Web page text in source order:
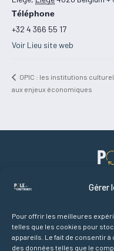
Gérer
Pour offrir les meilleures
telles que les cookies pour
appareils. Le fait de consentir
des données telles que le
Téléphone
+32 4 366 55 17
Voir Lieu site web
OPIC : les institutions
aux enjeux économiques